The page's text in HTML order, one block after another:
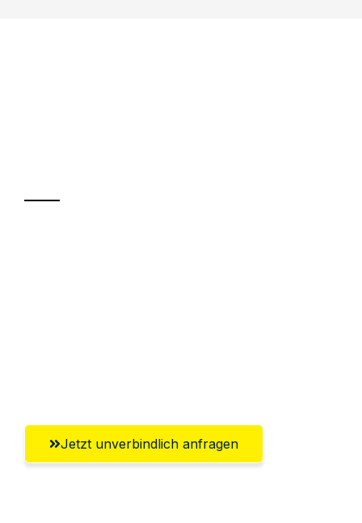
Jetzt unverbindlich anfragen